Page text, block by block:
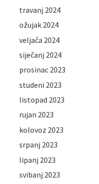
travanj 2024
ožujak 2024
veljača 2024
siječanj 2024
prosinac 2023
studeni 2023
listopad 2023
rujan 2023
kolovoz 2023
srpanj 2023
lipanj 2023
svibanj 2023